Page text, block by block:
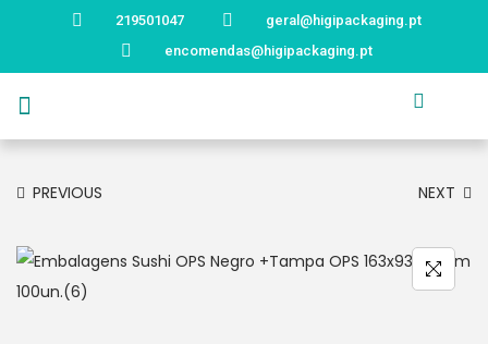
219501047
geral@higipackaging.pt
encomendas@higipackaging.pt
PREVIOUS NEXT